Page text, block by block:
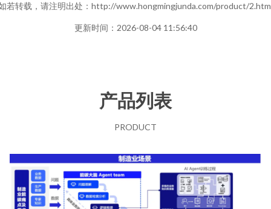
若转载，请注明出处：http://www.hongmingjunda.com/product/
更新时间：2026-08-04 11:56:40
产品列表
PRODUCT